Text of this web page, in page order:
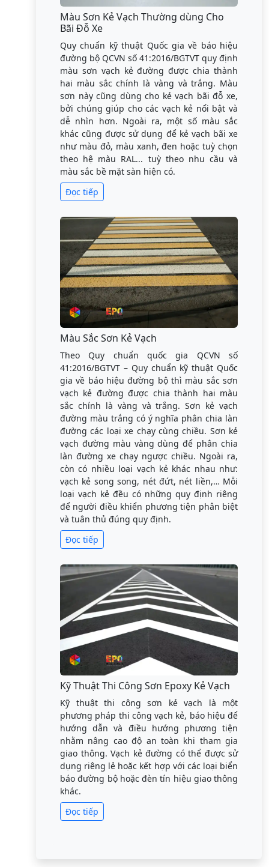
Màu Sơn Kẻ Vạch Thường dùng Cho
Bãi Đỗ Xe
Quy chuẩn kỹ thuật Quốc gia về báo hiệu
đường bộ QCVN số 41:2016/BGTVT quy định
màu sơn vạch kẻ đường được chia thành
hai màu sắc chính là vàng và trắng. Màu
sơn này cũng dùng cho kẻ vạch bãi đỗ xe,
bởi chúng giúp cho các vạch kẻ nổi bật và
dễ nhìn hơn. Ngoài ra, một số màu sắc
khác cũng được sử dụng để kẻ vạch bãi xe
như màu đỏ, màu xanh, đen hoặc tuỳ chọn
theo hệ màu RAL... tuỳ theo nhu cầu và
màu sắc bề mặt sàn hiện có.
Đọc tiếp
Màu Sắc Sơn Kẻ Vạch
Theo Quy chuẩn quốc gia QCVN số
41:2016/BGTVT – Quy chuẩn kỹ thuật Quốc
gia về báo hiệu đường bộ thì màu sắc sơn
vạch kẻ đường được chia thành hai màu
sắc chính là vàng và trắng. Sơn kẻ vạch
đường màu trắng có ý nghĩa phân chia làn
đường các loại xe chạy cùng chiều. Sơn kẻ
vạch đường màu vàng dùng để phân chia
làn đường xe chạy ngược chiều. Ngoài ra,
còn có nhiều loại vạch kẻ khác nhau như:
vạch kẻ song song, nét đứt, nét liền,… Mỗi
loại vạch kẻ đều có những quy định riêng
để người điều khiển phương tiện phân biệt
và tuân thủ đúng quy định.
Đọc tiếp
Kỹ Thuật Thi Công Sơn Epoxy Kẻ Vạch
Kỹ thuật thi công sơn kẻ vạch là một
phương pháp thi công vạch kẻ, báo hiệu để
hướng dẫn và điều hướng phương tiện
nhằm nâng cao độ an toàn khi tham gia
giao thông. Vạch kẻ đường có thể được sử
dụng riêng lẻ hoặc kết hợp với các loại biển
báo đường bộ hoặc đèn tín hiệu giao thông
khác.
Đọc tiếp